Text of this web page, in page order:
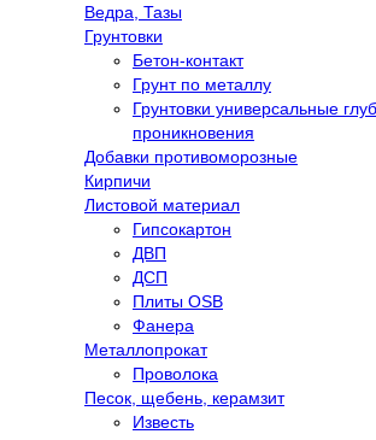
Ведра, Тазы
Грунтовки
Бетон-контакт
Грунт по металлу
Грунтовки универсальные
проникновения
Добавки противоморозные
Кирпичи
Листовой материал
Гипсокартон
ДВП
ДСП
Плиты OSB
Фанера
Металлопрокат
Проволока
Песок, щебень, керамзит
Известь